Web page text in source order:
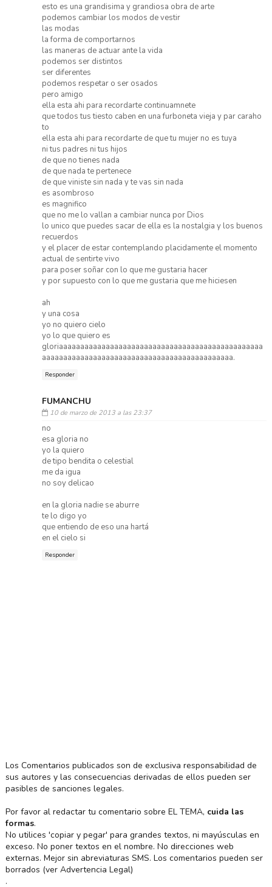
esto es una grandisima y grandiosa obra de arte
podemos cambiar los modos de vestir
las modas
la forma de comportarnos
las maneras de actuar ante la vida
podemos ser distintos
ser diferentes
podemos respetar o ser osados
pero amigo
ella esta ahi para recordarte continuamnete
que todos tus tiesto caben en una furboneta vieja y par caraho
to
ella esta ahi para recordarte de que tu mujer no es tuya
ni tus padres ni tus hijos
de que no tienes nada
de que nada te pertenece
de que viniste sin nada y te vas sin nada
es asombroso
es magnifico
que no me lo vallan a cambiar nunca por Dios
lo unico que puedes sacar de ella es la nostalgia y los buenos
recuerdos
y el placer de estar contemplando placidamente el momento
actual de sentirte vivo
para poser soñar con lo que me gustaria hacer
y por supuesto con lo que me gustaria que me hiciesen
ah
y una cosa
yo no quiero cielo
yo lo que quiero es
gloriaaaaaaaaaaaaaaaaaaaaaaaaaaaaaaaaaaaaaaaaaaaaaaaa
aaaaaaaaaaaaaaaaaaaaaaaaaaaaaaaaaaaaaaaaaaaaa.
Responder
FUMANCHU
10 de marzo de 2013 a las 23:37
no
esa gloria no
yo la quiero
de tipo bendita o celestial
me da igua
no soy delicao
en la gloria nadie se aburre
te lo digo yo
que entiendo de eso una hartá
en el cielo si
Responder
Los Comentarios publicados son de exclusiva responsabilidad de
sus autores y las consecuencias derivadas de ellos pueden ser
pasibles de sanciones legales.
Por favor al redactar tu comentario sobre EL TEMA, cuida las
formas.
No utilices 'copiar y pegar' para grandes textos, ni mayúsculas en
exceso. No poner textos en el nombre. No direcciones web
externas. Mejor sin abreviaturas SMS. Los comentarios pueden ser
borrados (ver Advertencia Legal)
.